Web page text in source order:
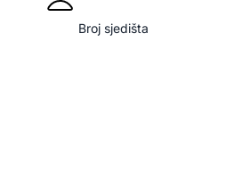
Broj sjedišta